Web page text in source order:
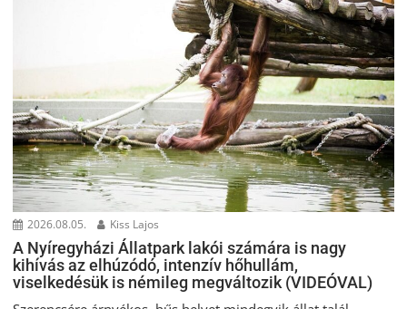
2026.08.05. Kiss Lajos
A Nyíregyházi Állatpark lakói számára is nagy
kihívás az elhúzódó, intenzív hőhullám,
viselkedésük is némileg megváltozik (VIDEÓVAL)